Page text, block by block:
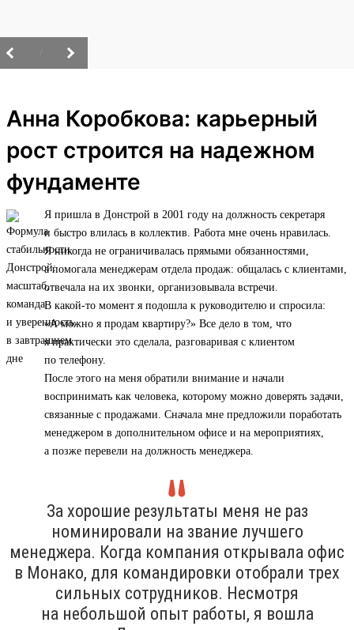
Анна Коробкова: карьерный
рост строится на надежном
фундаменте
Я пришла в Донстрой в 2001 году на должность секретаря
и быстро влилась в коллектив. Работа мне очень нравилась.
Я никогда не ограничивалась прямыми обязанностями,
а помогала менеджерам отдела продаж: общалась с клиентами,
отвечала на их звонки, организовывала встречи.
В какой-то момент я подошла к руководителю и спросила:
«А можно я продам квартиру?» Все дело в том, что
я практически это сделала, разговаривая с клиентом
по телефону.
После этого на меня обратили внимание и начали
воспринимать как человека, которому можно доверять задачи,
связанные с продажами. Сначала мне предложили поработать
менеджером в дополнительном офисе и на мероприятиях,
а позже перевели на должность менеджера.
За хорошие результаты меня не раз
номинировали на звание лучшего
менеджера. Когда компания открывала офис
в Монако, для командировки отобрали трех
сильных сотрудников. Несмотря
на небольшой опыт работы, я вошла